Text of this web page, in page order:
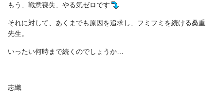
もう、戦意喪失、やる気ゼロです
それに対して、あくまでも原因を追求し、フミフミを続ける桑重
先生。
いったい何時まで続くのでしょうか…
志織